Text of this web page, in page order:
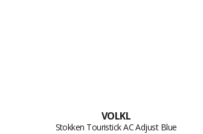
VOLKL
Stokken Touristick AC Adjust Blue